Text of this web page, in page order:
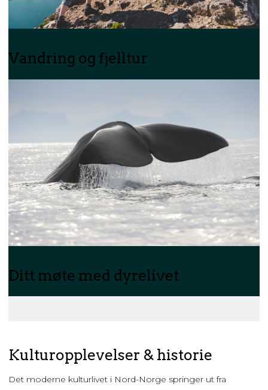
Vandring og fjelltur
Ditt møte med dyrelivet
Kulturopplevelser & historie
Det moderne kulturlivet i Nord-Norge springer ut fra